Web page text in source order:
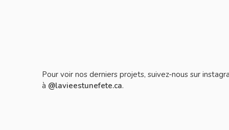
Pour voir nos derniers projets, suivez-nous sur
à @lavieestunefete.ca.